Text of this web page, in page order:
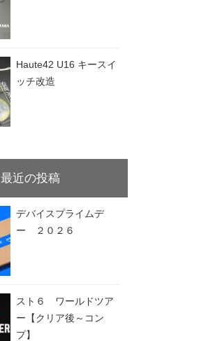
Haute42 U16 キースイ
ッチ改造
最近の投稿
デバイスプライムデ
ー ２０２６
スト６ ワールドツア
ー【クリア後～コン
プ】